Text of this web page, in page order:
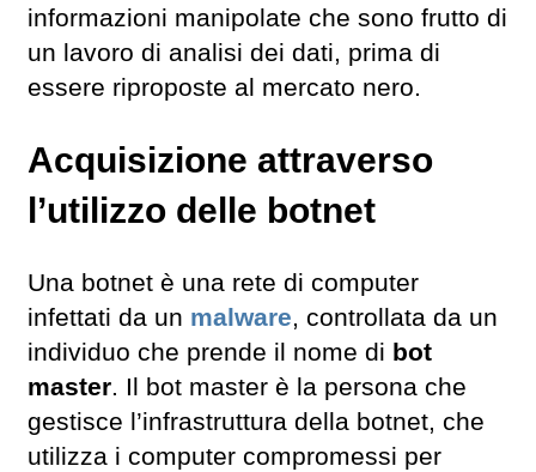
informazioni manipolate che sono frutto di
un lavoro di analisi dei dati, prima di
essere riproposte al mercato nero.
Acquisizione attraverso
l’utilizzo delle botnet
Una botnet è una rete di computer
infettati da un malware, controllata da un
individuo che prende il nome di bot
master. Il bot master è la persona che
gestisce l’infrastruttura della botnet, che
utilizza i computer compromessi per